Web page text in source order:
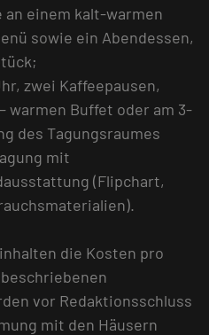
an einem kalt-warmen
sowie ein Abendessen,
zwei Kaffeepausen,
warmen Buffet oder am 3-
des Tagungsraumes
mit
(Flipchart,
die Kosten pro
vor Redaktionsschluss
mit den Häusern